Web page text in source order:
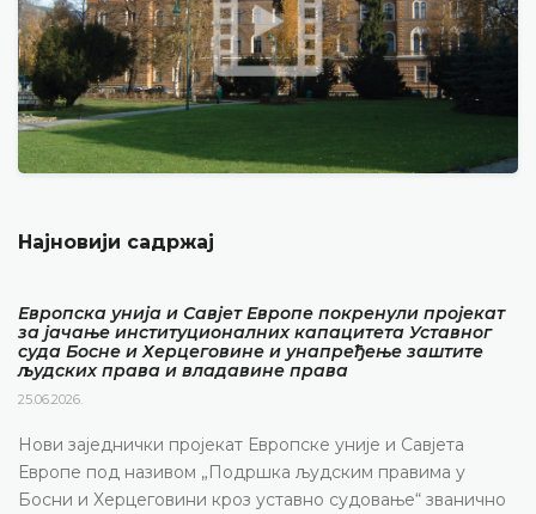
Најновији садржај
Европска унија и Савјет Европе покренули пројекат
за јачање институционалних капацитета Уставног
суда Босне и Херцеговине и унапређење заштите
људских права и владавине права
25.06.2026.
Нови заједнички пројекат Европске уније и Савјета
Европе под називом „Подршка људским правима у
Босни и Херцеговини кроз уставно судовање“ званично